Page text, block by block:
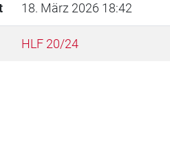
18. März 2026 18:42
HLF 20/24